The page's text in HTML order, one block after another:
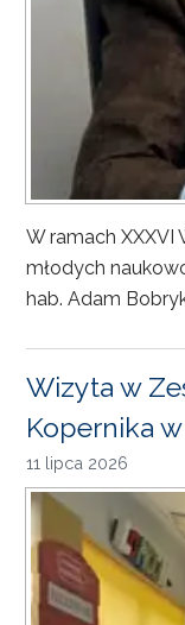
W ramach XXXVI
młodych
hab. Adam
Wizyta w
Kopernika
11 lipca 2026